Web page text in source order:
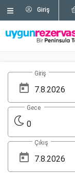
Giriş
Giriş
0
Gece
Çıkış